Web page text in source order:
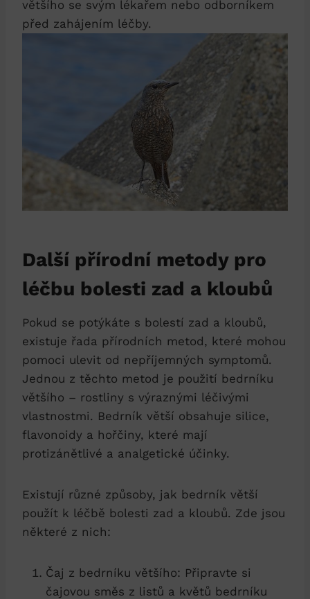
většího se svým lékařem nebo odborníkem
před zahájením léčby.
Další přírodní metody pro
léčbu bolesti zad a kloubů
Pokud se potýkáte s bolestí zad a kloubů,
existuje řada přírodních metod, které mohou
pomoci ulevit od nepříjemných symptomů.
Jednou z těchto metod je použití bedrníku
většího – rostliny s výraznými léčivými
vlastnostmi. Bedrník větší obsahuje silice,
flavonoidy a hořčiny, které mají
protizánětlivé a analgetické účinky.
Existují různé způsoby, jak bedrník větší
použít k léčbě bolesti zad a kloubů. Zde jsou
některé z nich:
Čaj z bedrníku většího: Připravte si
čajovou směs z listů a květů bedrníku